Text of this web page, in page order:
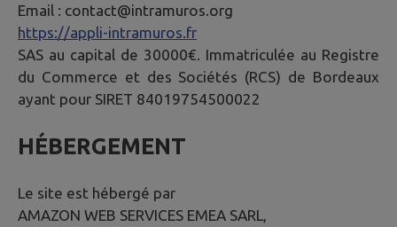
Email : contact@intramuros.org
https://appli-intramuros.fr
SAS au capital de 30000€. Immatriculée au Registre
du Commerce et des Sociétés (RCS) de Bordeaux
ayant pour SIRET 84019754500022
HÉBERGEMENT
Le site est hébergé par
AMAZON WEB SERVICES EMEA SARL,